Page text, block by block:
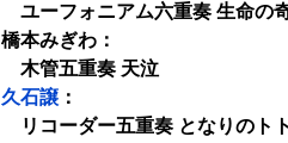
ユーフォニアム六重奏 生命の
橋本みぎわ：
木管五重奏 天泣
久石譲 ：
リコーダー五重奏 となりのト